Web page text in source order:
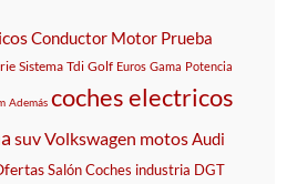
Conductor Motor Prueba
Sistema Tdi Golf Euros Gama Potencia
Además coches electricos
suvVolkswagen motosAudi
SalónCoches industria DGT